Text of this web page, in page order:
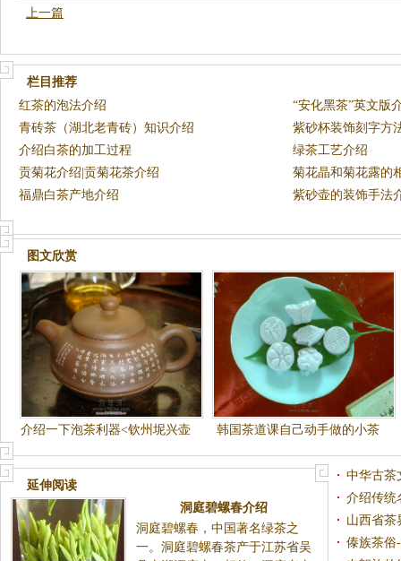
上一篇
栏目推荐
红茶的泡法介绍
“安化黑茶”英文版
青砖茶（湖北老青砖）知识介绍
紫砂杯装饰刻字方
介绍白茶的加工过程
绿茶工艺介绍
贡菊花介绍|贡菊花茶介绍
菊花晶和菊花露的
福鼎白茶产地介绍
紫砂壶的装饰手法
图文欣赏
介绍一下泡茶利器<钦州坭兴壶
>
韩国茶道课自己动手做的小茶
食
延伸阅读
洞庭碧螺春介绍
洞庭碧螺春，中国著名绿茶之
一。洞庭碧螺春茶产于江苏省吴
中华古茶
介绍传统
山西省茶
傣族茶俗